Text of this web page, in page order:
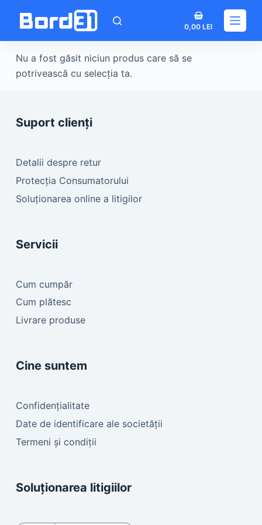
Coș
de
0,00LEI
Nu a fost găsit niciun produs care să se
potrivească cu selecția ta.
Suport clienți
Detalii despre retur
Protecția Consumatorului
Soluționarea online a litigilor
Servicii
Cum cumpăr
Cum plătesc
Livrare produse
Cine suntem
Confidențialitate
Date de identificare ale societății
Termeni și condiții
Soluționarea litigiilor